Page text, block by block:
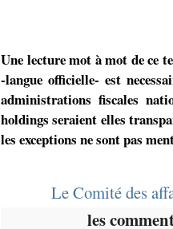
Une lecture mot à mot de ce
-langue officielle- est
administrations fiscales
holdings seraient elles
les exceptions ne sont pas
Le Comité des
les